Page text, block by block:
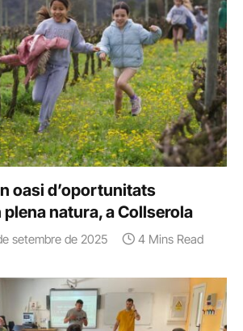
oasi d’oportunitats
natura, a Collserola
setembre de 2025 4 Mins Read